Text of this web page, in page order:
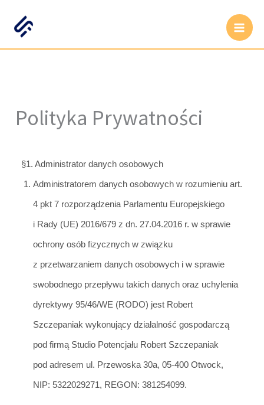
treści
Polityka Prywatności
§1. Administrator danych osobowych
Administratorem danych osobowych w rozumieniu art.
4 pkt 7 rozporządzenia Parlamentu Europejskiego
i Rady (UE) 2016/679 z dn. 27.04.2016 r. w sprawie
ochrony osób fizycznych w związku
z przetwarzaniemdanych osobowych i w sprawie
swobodnego przepływu takich danych oraz uchylenia
dyrektywy 95/46/WE (RODO) jest Robert
Szczepaniak wykonujący działalność gospodarczą
pod firmą Studio Potencjału Robert Szczepaniak
pod adresem ul. Przewoska 30a, 05-400 Otwock,
NIP: 5322029271, REGON: 381254099.